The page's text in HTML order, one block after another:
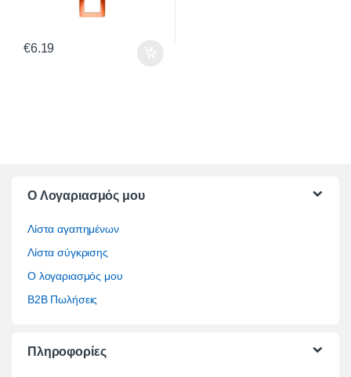
€6.19
O Λογαριασμός μου
Λίστα αγαπημένων
Λίστα σύγκρισης
Ο λογαριασμός μου
B2B Πωλήσεις
Πληροφορίες